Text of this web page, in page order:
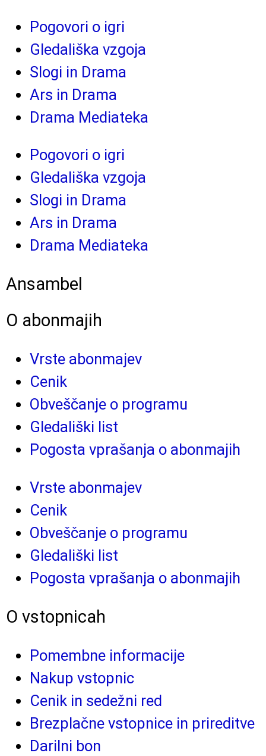
Pogovori o igri
Gledališka vzgoja
Slogi in Drama
Ars in Drama
Drama Mediateka
Pogovori o igri
Gledališka vzgoja
Slogi in Drama
Ars in Drama
Drama Mediateka
Ansambel
O abonmajih
Vrste abonmajev
Cenik
Obveščanje o programu
Gledališki list
Pogosta vprašanja o abonmajih
Vrste abonmajev
Cenik
Obveščanje o programu
Gledališki list
Pogosta vprašanja o abonmajih
O vstopnicah
Pomembne informacije
Nakup vstopnic
Cenik in sedežni red
Brezplačne vstopnice in prireditve
Darilni bon